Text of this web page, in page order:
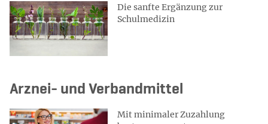
Die sanfte Ergänzung zur
Schulmedizin
Arznei- und Verbandmittel
Mit minimaler Zuzahlung